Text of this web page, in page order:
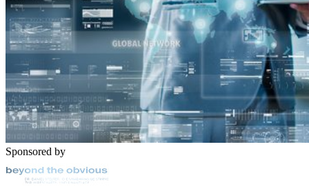
Sponsored by